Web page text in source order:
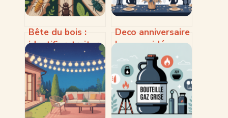
Bête du bois :
identifier, traiter
et protéger
durablement
votre maison
Deco anniversaire
homme : idées
tendances pour
une fête réussie